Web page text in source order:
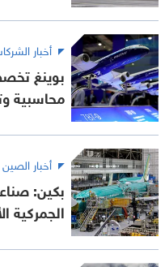
أخبار
محاسبية
أخبار الصين
بكين:
الجمركية